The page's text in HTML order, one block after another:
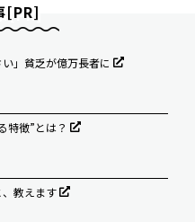
[PR]
」貧乏が億万長者に
特徴”とは？
教えます